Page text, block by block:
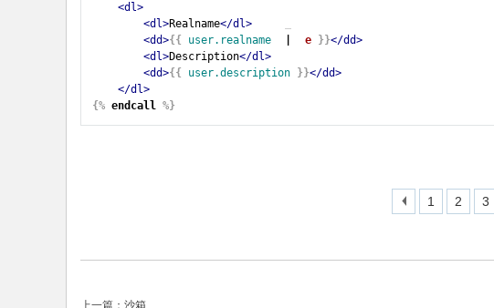
<dl>
<dl>Realname</dl>
<dd>{{ user.realname e }}</dd>
<dl>Description</dl>
<dd>{{ user.description }}</dd>
</dl>
{% endcall %}
1 2 3
上一篇： 沙箱